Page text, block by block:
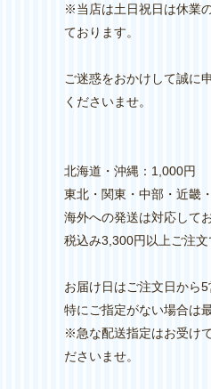
※当店は土日祝日は休業
ております。
ご迷惑をおかけして誠に
くださいませ。
北海道・沖縄：1,000円
東北・関東・中部・近畿
海外への発送は対応して
税込み3,300円以上ご注文
お届け日はご注文日から
特にご指定がない場合は
※急な配送指定はお受け
ださいませ。